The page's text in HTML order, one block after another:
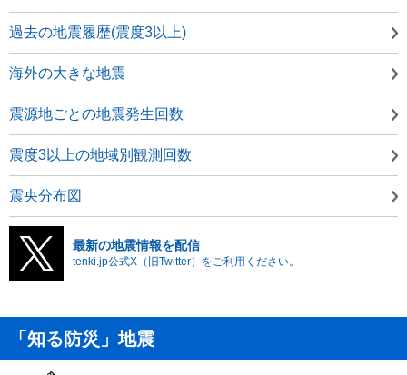
過去の地震履歴(震度3以上)
海外の大きな地震
震源地ごとの地震発生回数
震度3以上の地域別観測回数
震央分布図
最新の地震情報を配信
tenki.jp公式X（旧Twitter）をご利用ください。
「知る防災」地震